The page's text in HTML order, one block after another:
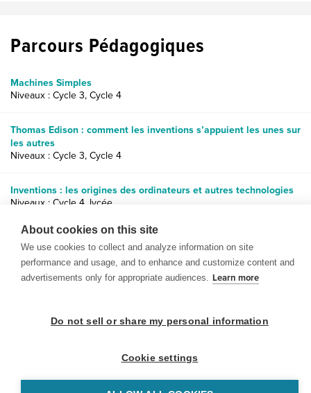
Parcours Pédagogiques
Machines Simples
Niveaux : Cycle 3, Cycle 4
Thomas Edison : comment les inventions s’appuient les unes sur
les autres
Niveaux : Cycle 3, Cycle 4
Inventions : les origines des ordinateurs et autres technologies
Niveaux : Cycle 4, lycée
enseignants is proudly powered byWordPress. Built bySlipFire Web Development
About cookies on this site
We use cookies to collect and analyze information on site
performance and usage, and to enhance and customize content and
advertisements only for appropriate audiences. Learn more
Do not sell or share my personal information
Cookie settings